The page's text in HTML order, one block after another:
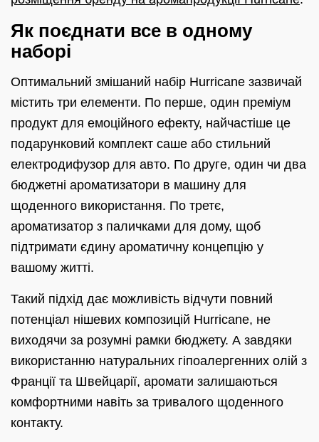
Як поєднати все в одному
наборі
Оптимальний змішаний набір Hurricane зазвичай
містить три елементи. По перше, один преміум
продукт для емоційного ефекту, найчастіше це
подарунковий комплект саше або стильний
електродифузор для авто. По друге, один чи два
бюджетні ароматизатори в машину для
щоденного використання. По третє,
ароматизатор з паличками для дому, щоб
підтримати єдину ароматичну концепцію у
вашому житті.
Такий підхід дає можливість відчути повний
потенціал нішевих композицій Hurricane, не
виходячи за розумні рамки бюджету. А завдяки
використанню натуральних гіпоалергенних олій з
Франції та Швейцарії, аромати залишаються
комфортними навіть за тривалого щоденного
контакту.